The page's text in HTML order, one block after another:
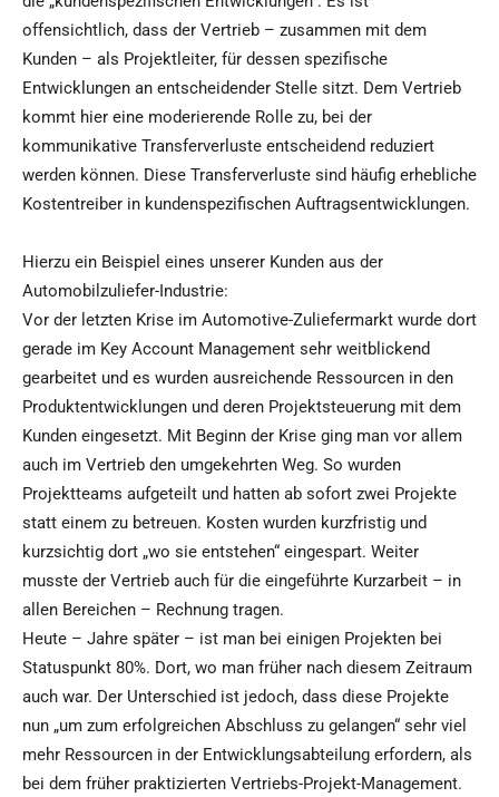
offensichtlich, dass der Vertrieb – zusammen mit dem
Kunden – als Projektleiter, für dessen spezifische
Entwicklungen an entscheidender Stelle sitzt. Dem Vertrieb
kommt hier eine moderierende Rolle zu, bei der
kommunikative Transferverluste entscheidend reduziert
werden können. Diese Transferverluste sind häufig erhebliche
Kostentreiber in kundenspezifischen Auftragsentwicklungen.
Hierzu ein Beispiel eines unserer Kunden aus der
Automobilzuliefer-Industrie:
Vor der letzten Krise im Automotive-Zuliefermarkt wurde dort
gerade im Key Account Management sehr weitblickend
gearbeitet und es wurden ausreichende Ressourcen in den
Produktentwicklungen und deren Projektsteuerung mit dem
Kunden eingesetzt. Mit Beginn der Krise ging man vor allem
auch im Vertrieb den umgekehrten Weg. So wurden
Projektteams aufgeteilt und hatten ab sofort zwei Projekte
statt einem zu betreuen. Kosten wurden kurzfristig und
kurzsichtig dort „wo sie entstehen“ eingespart. Weiter
musste der Vertrieb auch für die eingeführte Kurzarbeit – in
allen Bereichen – Rechnung tragen.
Heute – Jahre später – ist man bei einigen Projekten bei
Statuspunkt 80%. Dort, wo man früher nach diesem Zeitraum
auch war. Der Unterschied ist jedoch, dass diese Projekte
nun „um zum erfolgreichen Abschluss zu gelangen“ sehr viel
mehr Ressourcen in der Entwicklungsabteilung erfordern, als
bei dem früher praktizierten Vertriebs-Projekt-Management.